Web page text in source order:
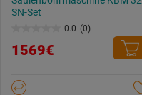
SN-Set
0.0 (0)
von
Sternen.
1569€